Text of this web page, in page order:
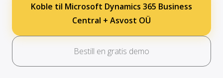
Koble til Microsoft Dynamics 365 Business
Central + Asvost OÜ
Bestill en gratis demo